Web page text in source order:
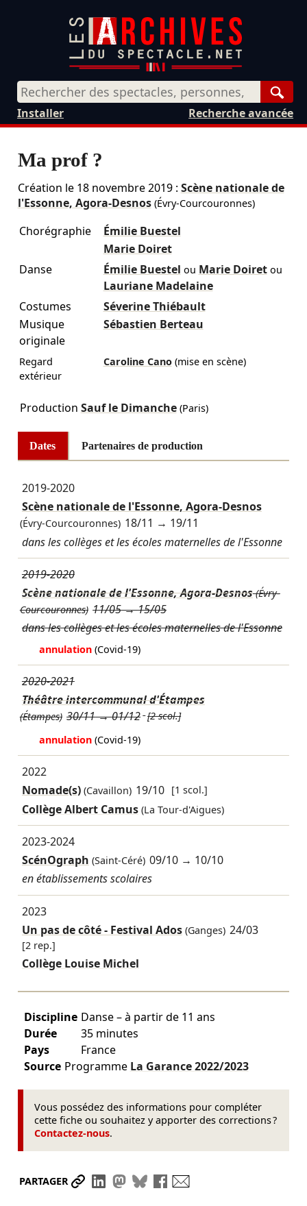
Recherche avancée
Installer
Ma prof ?
Création le 18 novembre 2019: Scène nationale de
l'Essonne, Agora-Desnos(Évry-Courcouronnes)
Chorégraphie
Émilie Buestel
Marie Doiret
Danse
Émilie Buestel ou Marie Doiret ou
Lauriane Madelaine
Costumes
Séverine Thiébault
Musique
originale
Sébastien Berteau
Regard
extérieur
Caroline Cano (mise en scène)
Production Sauf le Dimanche(Paris)
Dates Partenaires de production
2019-2020
Scène nationale de l'Essonne, Agora-Desnos
(Évry-Courcouronnes) 18/11 → 19/11
dans les collèges et les écoles maternelles de l'Essonne
2019-2020
Scène nationale de l'Essonne, Agora-Desnos(Évry-
Courcouronnes) 11/05→15/05
dans les collèges et les écoles maternelles de l'Essonne
annulation (Covid-19)
2020-2021
Théâtre intercommunal d'Étampes
(Étampes) 30/11→01/12 [2 scol.]
annulation (Covid-19)
2022
Nomade(s)(Cavaillon) 19/10 [1 scol.]
Collège Albert Camus (La Tour-d'Aigues)
2023-2024
ScénOgraph (Saint-Céré) 09/10 → 10/10
en établissements scolaires
2023
Un pas de côté - Festival Ados(Ganges) 24/03
[2 rep.]
Collège Louise Michel
Discipline Danse – à partir de 11 ans
Durée
35 minutes
Pays
France
Source Programme La Garance2022/2023
Vous possédez des informations pour compléter
cette fiche ou souhaitez y apporter des corrections ?
Contactez-nous.
PARTAGER Partager le lien
Partager sur LinkedIn
Partager sur Mastodon
Partager sur Bluesky
Partager sur Facebook